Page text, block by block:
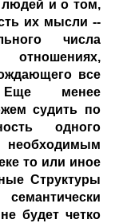
людей и о том,
их мысли --
числа
все
Еще менее
судить по
одного
то или иное
Структуры
будет четко